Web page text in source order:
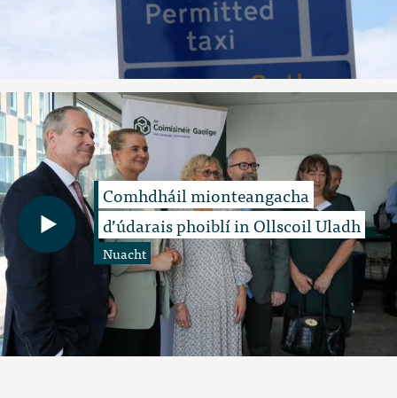
Comhdháil mionteangacha
d’údarais phoiblí in Ollscoil Uladh
Nuacht